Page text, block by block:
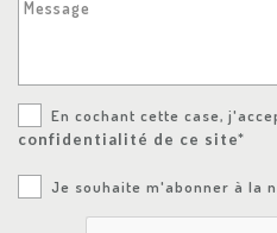
Message
En cochant cette case,
confidentialité de ce site*
Je souhaite m'abonner à la